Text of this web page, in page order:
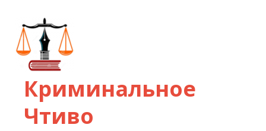
Криминальное
Чтиво